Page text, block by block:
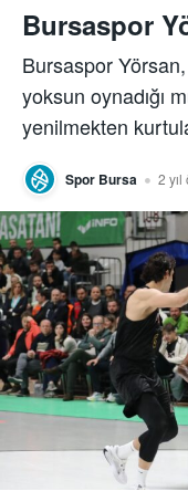
Bursaspor
Bursaspor
yoksun oynadığı
yenilmekten
Spor Bursa 2 yıl